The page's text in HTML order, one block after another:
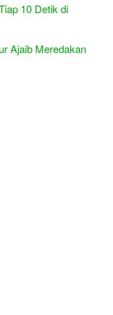
10 Detik di
Ajaib Meredakan